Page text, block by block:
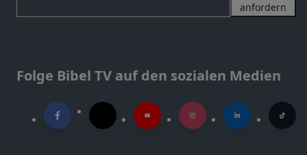
anfordern
Folge Bibel TV auf den sozialen Medien